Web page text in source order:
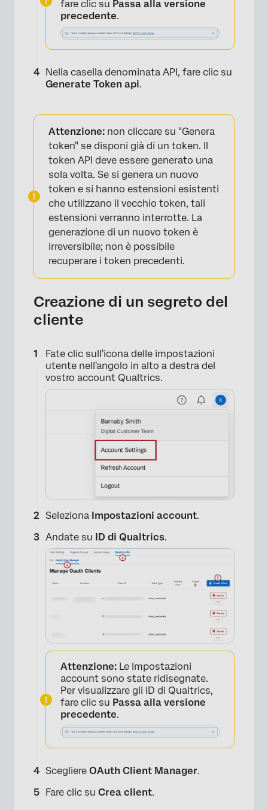
×
×
fare clic su Passa alla versione
precedente.
×
Nella casella denominata API, fare clic su
Generate Token api.
Attenzione: non cliccare su "Genera
token" se disponi già di un token. Il
token API deve essere generato una
sola volta. Se si genera un nuovo
token e si hanno estensioni esistenti
che utilizzano il vecchio token, tali
estensioni verranno interrotte. La
generazione di un nuovo token è
irreversibile; non è possibile
recuperare i token precedenti.
Creazione di un segreto del
cliente
Fate clic sull'icona delle impostazioni
utente nell'angolo in alto a destra del
vostro account Qualtrics.
Seleziona Impostazioni account.
Andate su
ID di Qualtrics.
Attenzione: Le Impostazioni
account sono state ridisegnate.
Per visualizzare gli ID di Qualtrics,
fare clic su Passa alla versione
precedente.
Scegliere OAuth Client Manager.
Fare clic su Crea client.